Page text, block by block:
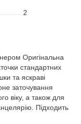
2
Оригінальна
стандартних
та яскраві
заточування
віку, а також для
Підходить